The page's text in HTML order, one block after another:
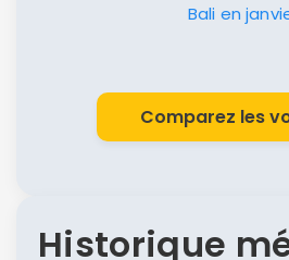
Bali en
Comparez les
Historique